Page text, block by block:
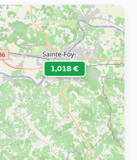
1,018 €